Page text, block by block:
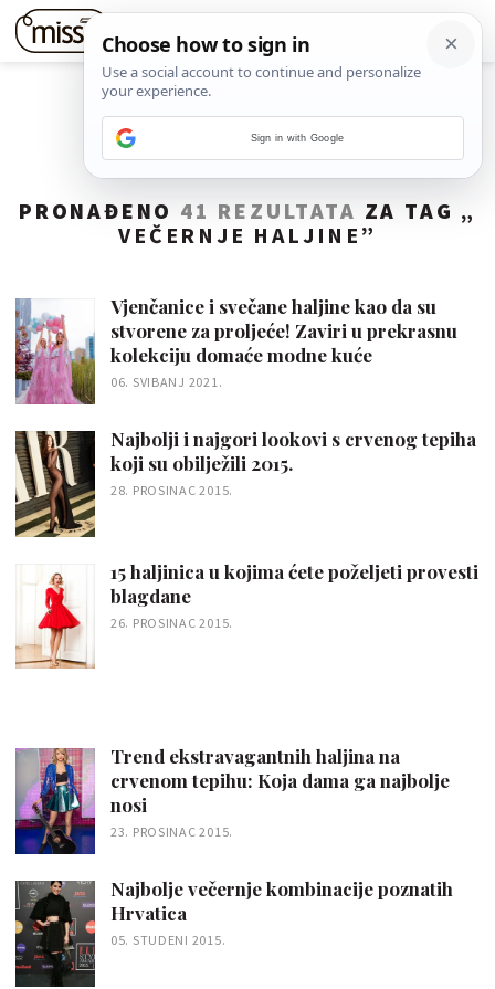
PRONAĐENO 41 REZULTATA ZA TAG „
VEČERNJE HALJINE ”
Vjenčanice i svečane haljine kao da su
stvorene za proljeće! Zaviri u prekrasnu
kolekciju domaće modne kuće
06. SVIBANJ 2021.
Najbolji i najgori lookovi s crvenog tepiha
koji su obilježili 2015.
28. PROSINAC 2015.
15 haljinica u kojima ćete poželjeti provesti
blagdane
26. PROSINAC 2015.
Trend ekstravagantnih haljina na
crvenom tepihu: Koja dama ga najbolje
nosi
23. PROSINAC 2015.
Najbolje večernje kombinacije poznatih
Hrvatica
05. STUDENI 2015.
Sign in with Google